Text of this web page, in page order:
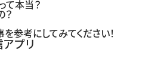
て本当？
？
参考にしてみてください！
プリ